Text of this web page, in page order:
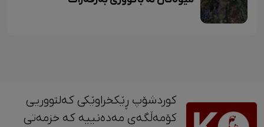
کوردشۆپ ڕێکخراوێکی کەلتووریی
کۆمەڵگەی مەدەنییە کە خزمەتی